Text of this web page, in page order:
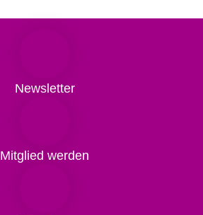
Newsletter
Mitglied werden